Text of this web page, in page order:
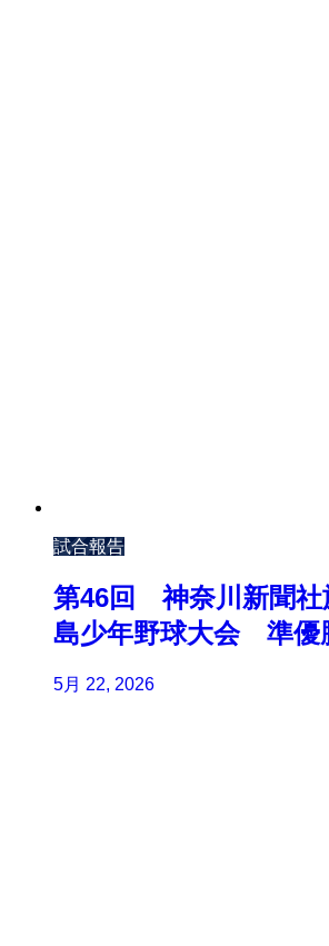
試合報告
第46回 神奈川新聞社
島少年野球大会 準優
5月 22, 2026